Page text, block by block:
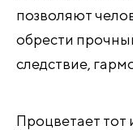
позволяют
обрести
следствие,
Процветает тот